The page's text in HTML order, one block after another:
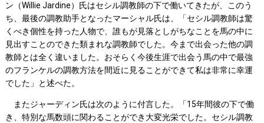
ン（Willie Jardine）氏はセシル調教師の下で働いてきたが、このう
ち、最後の調教助手となったマーシャル氏は、「セシル調教師は驚
くべき個性を持った人物で、誰もが見落としがちなことを馬の中に
見出すことのできた類まれな調教師でした。今まで出会った他の調
教師とは全く違いました。おそらく今後生涯で出会う馬の中で最強
のフランケルの調教方法を間近に見ることができて私は非常に幸運
でした」と述べた。
またジャーディン氏は次のように付言した。「15年間彼の下で働
き、特別な馬数頭に関わることができ大変光栄でした。セシル調教